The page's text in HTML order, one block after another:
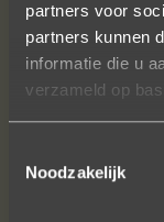
partners voor
partners kunnen
informatie die u
verzameld op
Noodzakelijk
A+
voor
we